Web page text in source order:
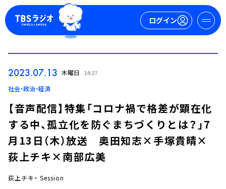
ログイン
今日の番組表
2023.07.13 木曜日 14:27
社会・政治・経済
【音声配信】特集「コロナ禍で格差が顕在化
する中、孤立化を防ぐまちづくりとは？」7
月13日（木）放送 奥田知志×手塚貴晴×
荻上チキ×南部広美
荻上チキ・ Session